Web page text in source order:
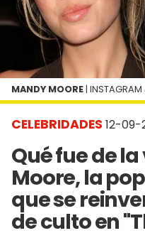
CELEBRIDADES 12-09-
Qué fue de
Moore, la
que se
de culto en
MANDY MOORE |